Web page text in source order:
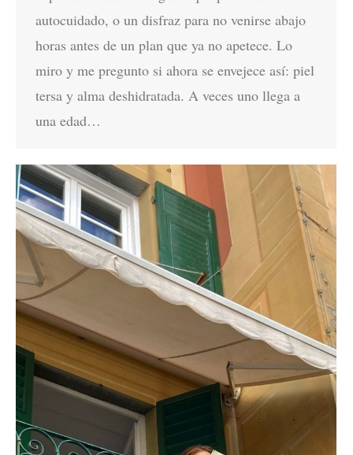
autocuidado, o un disfraz para no venirse abajo
horas antes de un plan que ya no apetece. Lo
miro y me pregunto si ahora se envejece así: piel
tersa y alma deshidratada. A veces uno llega a
una edad…